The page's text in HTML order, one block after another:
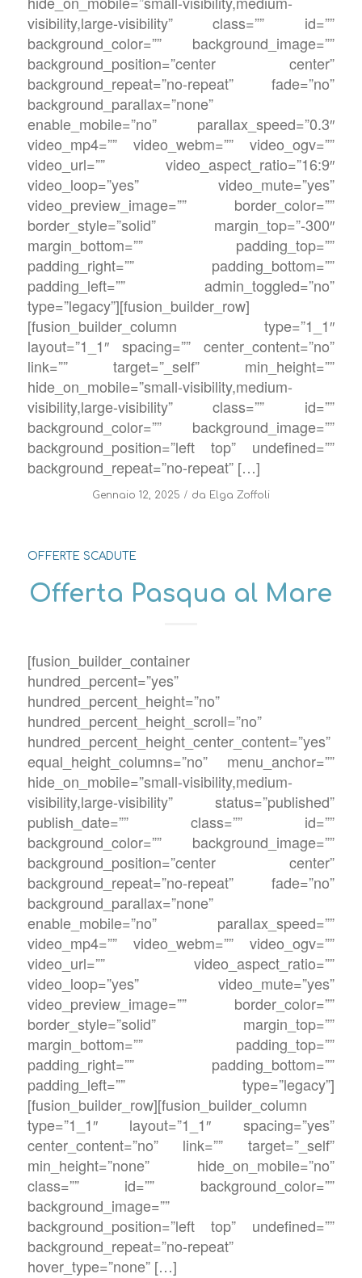
visibility,large-visibility” class=”” id=””
background_color=”” background_image=””
background_position=”center center”
background_repeat=”no-repeat” fade=”no”
background_parallax=”none”
enable_mobile=”no” parallax_speed=”0.3″
video_mp4=”” video_webm=”” video_ogv=””
video_url=”” video_aspect_ratio=”16:9″
video_loop=”yes” video_mute=”yes”
video_preview_image=”” border_color=””
border_style=”solid” margin_top=”-300″
margin_bottom=”” padding_top=””
padding_right=”” padding_bottom=””
padding_left=”” admin_toggled=”no”
type=”legacy”][fusion_builder_row]
[fusion_builder_column type=”1_1″
layout=”1_1″ spacing=”” center_content=”no”
link=”” target=”_self” min_height=””
hide_on_mobile=”small-visibility,medium-
visibility,large-visibility” class=”” id=””
background_color=”” background_image=””
background_position=”left top” undefined=””
background_repeat=”no-repeat” […]
Gennaio 12, 2025 / da Elga Zoffoli
OFFERTE SCADUTE
Offerta Pasqua al Mare
[fusion_builder_container
hundred_percent=”yes”
hundred_percent_height=”no”
hundred_percent_height_scroll=”no”
hundred_percent_height_center_content=”yes”
equal_height_columns=”no” menu_anchor=””
hide_on_mobile=”small-visibility,medium-
visibility,large-visibility” status=”published”
publish_date=”” class=”” id=””
background_color=”” background_image=””
background_position=”center center”
background_repeat=”no-repeat” fade=”no”
background_parallax=”none”
enable_mobile=”no” parallax_speed=””
video_mp4=”” video_webm=”” video_ogv=””
video_url=”” video_aspect_ratio=””
video_loop=”yes” video_mute=”yes”
video_preview_image=”” border_color=””
border_style=”solid” margin_top=””
margin_bottom=”” padding_top=””
padding_right=”” padding_bottom=””
padding_left=”” type=”legacy”]
[fusion_builder_row][fusion_builder_column
type=”1_1″ layout=”1_1″ spacing=”yes”
center_content=”no” link=”” target=”_self”
min_height=”none” hide_on_mobile=”no”
class=”” id=”” background_color=””
background_image=””
background_position=”left top” undefined=””
background_repeat=”no-repeat”
hover_type=”none” […]